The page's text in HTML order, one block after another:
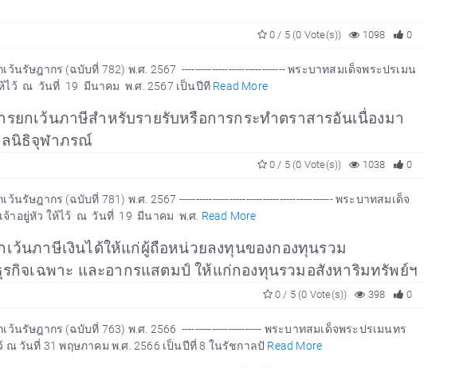
0
1098
0 / 5 (0 Vote(s))
รัษฎากร (ฉบับที่ 782) พ.ศ. 2567 ------------------------------- พระบาทสมเด็จพระปรเมน
ไว้ ณ วันที่ 19 มีนาคม พ.ศ. 2567 เป็นปีที Read More
กเว้นภาษีสำหรับรายรับหรือการกระทำตราสารอันเนื่องมา
ลนิธิจุฬาภรณ์
0
1038
0 / 5 (0 Vote(s))
ษฎากร (ฉบับที่ 781) พ.ศ. 2567 ---------------------------------------------- พระบาทสมเด็จ
จ้าอยู่หัว ให้ไว้ ณ วันที่ 19 มีนาคม พ.ศ. Read More
ว้นภาษีเงินได้ให้แก่ผู้ถือหน่วยลงทุนของกองทุนรวม
จเฉพาะ และอากรแสตมป์ ให้แก่กองทุนรวมอสังหาริมทรัพย์ฯ
0
398
0 / 5 (0 Vote(s))
รัษฎากร (ฉบับที่ 763) พ.ศ. 2566 ------------------------ พระบาทสมเด็จพระปรเมนทร
วันที่ 31 พฤษภาคม พ.ศ. 2566 เป็นปีที่ 8 ในรัชกาลปั Read More